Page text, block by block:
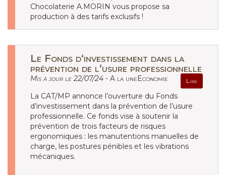
Chocolaterie A.MORIN vous propose sa
production à des tarifs exclusifs !
Le Fonds d‘investissement dans la
prévention de l‘usure professionnelle
Lire
Mis à jour le 22/07/24 - A la uneEconomie
La CAT/MP annonce l’ouverture du Fonds
d’investissement dans la prévention de l’usure
professionnelle. Ce fonds vise à soutenir la
prévention de trois facteurs de risques
ergonomiques : les manutentions manuelles de
charge, les postures pénibles et les vibrations
mécaniques.